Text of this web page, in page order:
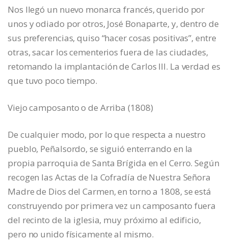
Nos llegó un nuevo monarca francés, querido por
unos y odiado por otros, José Bonaparte, y, dentro de
sus preferencias, quiso “hacer cosas positivas”, entre
otras, sacar los cementerios fuera de las ciudades,
retomando la implantación de Carlos III. La verdad es
que tuvo poco tiempo.
Viejo camposanto o de Arriba (1808)
De cualquier modo, por lo que respecta a nuestro
pueblo, Peñalsordo, se siguió enterrando en la
propia parroquia de Santa Brígida en el Cerro. Según
recogen las Actas de la Cofradía de Nuestra Señora
Madre de Dios del Carmen, en torno a 1808, se está
construyendo por primera vez un camposanto fuera
del recinto de la iglesia, muy próximo al edificio,
pero no unido físicamente al mismo.